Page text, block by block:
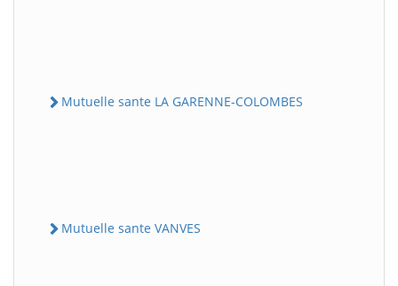
Mutuelle sante LA GARENNE-COLOMBES
Mutuelle sante VANVES